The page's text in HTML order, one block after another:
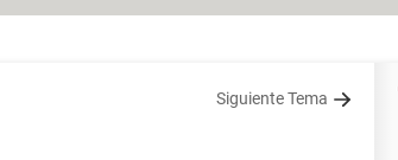
Siguiente Tema